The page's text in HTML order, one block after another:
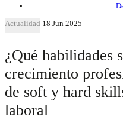
Actualidad 18 Jun 2025
¿Qué habilidades
crecimiento
de soft y hard
laboral